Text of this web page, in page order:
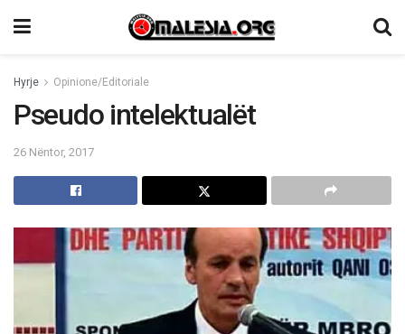
Hyrje Opinione/Editoriale
Pseudo intelektualët
26 Nëntor, 2017